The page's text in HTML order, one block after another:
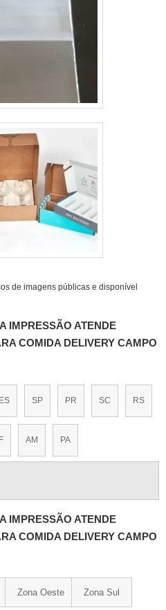
de imagens públicas e disponível
IMPRESSÃO ATENDE
COMIDA DELIVERY CAMPO
ES SP PR SC RS
AM PA
IMPRESSÃO ATENDE
COMIDA DELIVERY CAMPO
Zona Oeste Zona Sul